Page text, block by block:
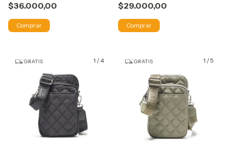
$36.000,00
Comprar
$29.000,00
Comprar
1 /4
GRATIS 1 /5
GRATIS